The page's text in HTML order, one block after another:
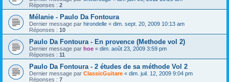
Réponses : 2
Mélanie - Paulo Da Fontoura
Dernier message par hirondelle « dim. sept. 20, 2009 10:13 am
Réponses : 10
Paulo Da Fontoura - En provence (Methode vol 2)
Dernier message par hoe « dim. août 23, 2009 3:59 pm
Réponses : 11
Paulo Da Fontoura - 2 études de sa méthode Vol 2
Dernier message par ClassicGuitare « dim. juil. 12, 2009 9:04 pm
Réponses : 7